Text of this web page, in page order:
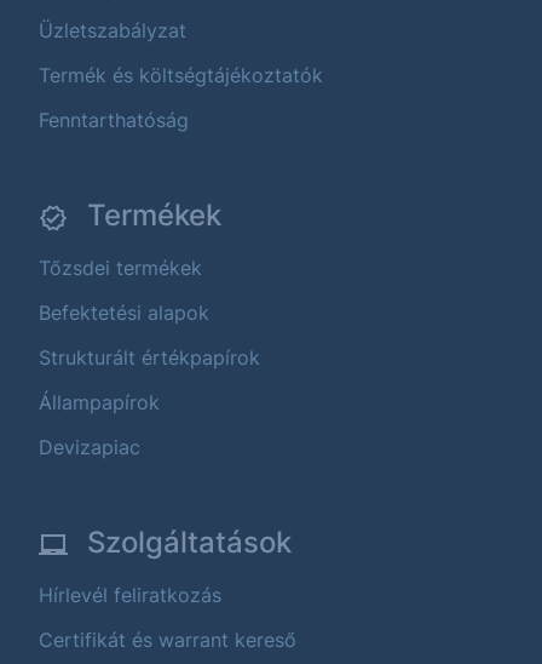
Üzletszabályzat
Termék és költségtájékoztatók
Fenntarthatóság
Termékek
Tőzsdei termékek
Befektetési alapok
Strukturált értékpapírok
Állampapírok
Devizapiac
Szolgáltatások
Hírlevél feliratkozás
Certifikát és warrant kereső